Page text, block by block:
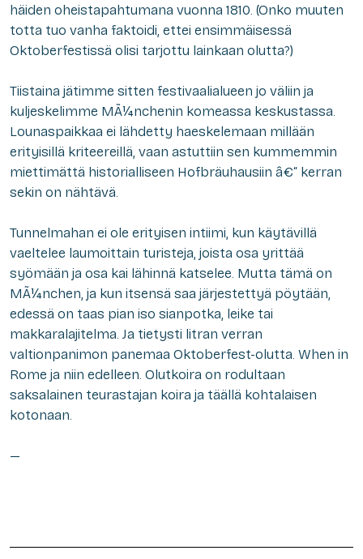
häiden oheistapahtumana vuonna 1810. (Onko muuten
totta tuo vanha faktoidi, ettei ensimmäisessä
Oktoberfestissä olisi tarjottu lainkaan olutta?)
Tiistaina jätimme sitten festivaalialueen jo väliin ja
kuljeskelimme MÃ¼nchenin komeassa keskustassa.
Lounaspaikkaa ei lähdetty haeskelemaan millään
erityisillä kriteereillä, vaan astuttiin sen kummemmin
miettimättä historialliseen Hofbräuhausiin â€“ kerran
sekin on nähtävä.
Tunnelmahan ei ole erityisen intiimi, kun käytävillä
vaeltelee laumoittain turisteja, joista osa yrittää
syömään ja osa kai lähinnä katselee. Mutta tämä on
MÃ¼nchen, ja kun itsensä saa järjestettyä pöytään,
edessä on taas pian iso sianpotka, leike tai
makkaralajitelma. Ja tietysti litran verran
valtionpanimon panemaa Oktoberfest-olutta. When in
Rome ja niin edelleen. Olutkoira on rodultaan
saksalainen teurastajan koira ja täällä kohtalaisen
kotonaan.
—